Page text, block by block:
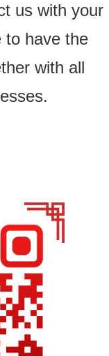
us with your
to have the
with all